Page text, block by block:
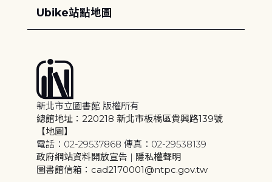
Ubike站點地圖
新北市立圖書館 版權所有
總館地址：220218 新北市板橋區貴興路139號
【地圖】
電話：02-29537868 傳真：02-29538139
政府網站資料開放宣告 | 隱私權聲明
圖書館信箱：cad2170001@ntpc.gov.tw